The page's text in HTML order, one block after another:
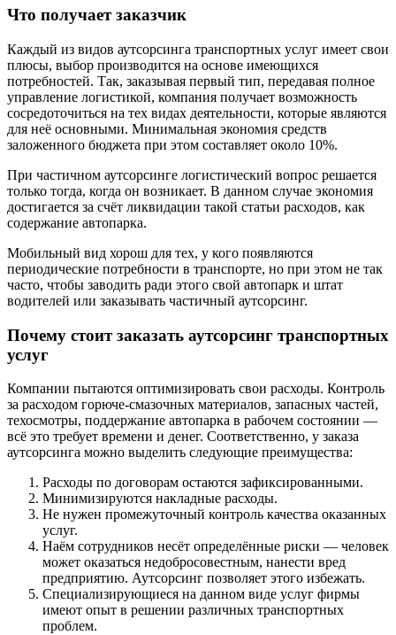
Что получает заказчик
Каждый из видов аутсорсинга транспортных услуг имеет свои
плюсы, выбор производится на основе имеющихся
потребностей. Так, заказывая первый тип, передавая полное
управление логистикой, компания получает возможность
сосредоточиться на тех видах деятельности, которые являются
для неё основными. Минимальная экономия средств
заложенного бюджета при этом составляет около 10%.
При частичном аутсорсинге логистический вопрос решается
только тогда, когда он возникает. В данном случае экономия
достигается за счёт ликвидации такой статьи расходов, как
содержание автопарка.
Мобильный вид хорош для тех, у кого появляются
периодические потребности в транспорте, но при этом не так
часто, чтобы заводить ради этого свой автопарк и штат
водителей или заказывать частичный аутсорсинг.
Почему стоит заказать аутсорсинг транспортных
услуг
Компании пытаются оптимизировать свои расходы. Контроль
за расходом горюче-смазочных материалов, запасных частей,
техосмотры, поддержание автопарка в рабочем состоянии —
всё это требует времени и денег. Соответственно, у заказа
аутсорсинга можно выделить следующие преимущества:
Расходы по договорам остаются зафиксированными.
Минимизируются накладные расходы.
Не нужен промежуточный контроль качества оказанных
услуг.
Наём сотрудников несёт определённые риски — человек
может оказаться недобросовестным, нанести вред
предприятию. Аутсорсинг позволяет этого избежать.
Специализирующиеся на данном виде услуг фирмы
имеют опыт в решении различных транспортных
проблем.